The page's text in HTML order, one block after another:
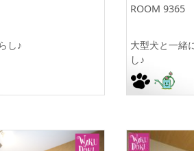
し♪
ROOM 9365
大型犬と一緒
し♪